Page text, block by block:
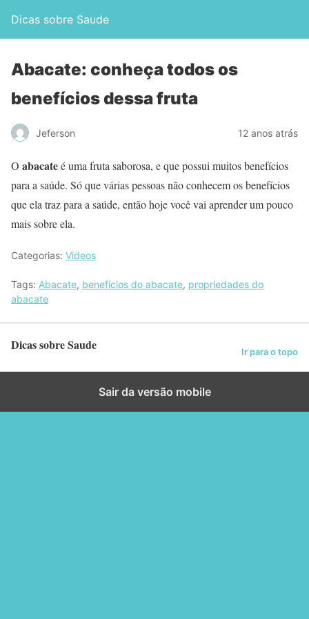
Dicas sobre Saude
Abacate: conheça todos os
benefícios dessa fruta
Jeferson 12 anos atrás
O abacateé uma fruta saborosa, e que possui muitos benefícios
para a saúde. Só que várias pessoas não conhecem os benefícios
que ela traz para a saúde, então hoje você vai aprender um pouco
mais sobre ela.
Categorias: Videos
Tags: Abacate, benefícios do abacate, propriedades do
abacate
Dicas sobre Saude Ir para o topo
Sair da versão mobile